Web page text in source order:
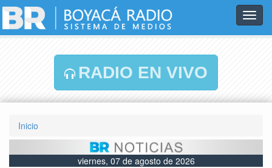
RADIO EN VIVO
Inicio
viernes, 07 de agosto de 2026